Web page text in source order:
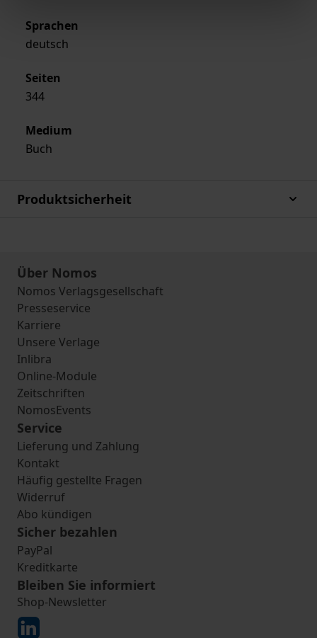
Sprachen
deutsch
Seiten
344
Medium
Buch
Produktsicherheit
Über Nomos
Nomos Verlagsgesellschaft
Presseservice
Karriere
Unsere Verlage
Inlibra
Online-Module
Zeitschriften
NomosEvents
Service
Lieferung und Zahlung
Kontakt
Häufig gestellte Fragen
Widerruf
Abo kündigen
Sicher bezahlen
PayPal
Kreditkarte
Bleiben Sie informiert
Shop-Newsletter